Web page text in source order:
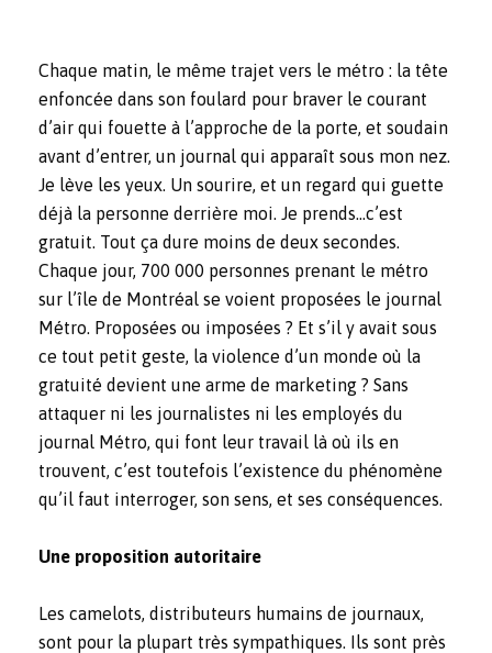
Chaque matin, le même trajet vers le métro : la tête
enfoncée dans son foulard pour braver le courant
d’air qui fouette à l’approche de la porte, et soudain
avant d’entrer, un journal qui apparaît sous mon nez.
Je lève les yeux. Un sourire, et un regard qui guette
déjà la personne derrière moi. Je prends…c’est
gratuit. Tout ça dure moins de deux secondes.
Chaque jour, 700 000 personnes prenant le métro
sur l’île de Montréal se voient proposées le journal
Métro. Proposées ou imposées ? Et s’il y avait sous
ce tout petit geste, la violence d’un monde où la
gratuité devient une arme de marketing ? Sans
attaquer ni les journalistes ni les employés du
journal Métro, qui font leur travail là où ils en
trouvent, c’est toutefois l’existence du phénomène
qu’il faut interroger, son sens, et ses conséquences.
Une proposition autoritaire
Les camelots, distributeurs humains de journaux,
sont pour la plupart très sympathiques. Ils sont près